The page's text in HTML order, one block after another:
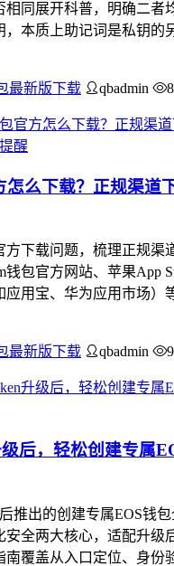
相同展开科普，明确二者
，本质上助记词是私钥的
最新版下载 qbadmin
怎么下载？正规渠道
方下载问题，梳理正规渠
钱包官方网站、苹果App
应用宝、华为应用市场）
最新版下载 qbadmin
后，轻松创建专属
推出的创建专属EOS钱
安全两大核心，适配升级
南覆盖从入口定位、身份